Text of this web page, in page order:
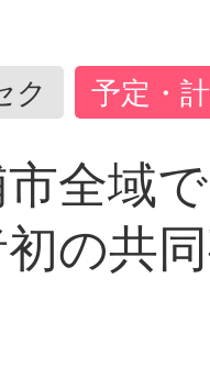
ク 予定・
全域
の共